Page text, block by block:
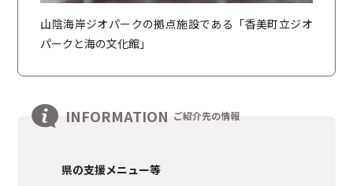
山陰海岸ジオパークの拠点施設である「香美町立ジオ
パークと海の文化館」
INFORMATION ご紹介先の情報
県の支援メニュー等